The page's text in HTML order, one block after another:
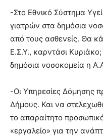
-Στο Εθνικό Σύστημα
γιατρών στα δημόσια
από τους ασθενείς. Θα
Ε.Σ.Υ., καρντάσι
δημόσια νοσοκομεία η
-Οι Υπηρεσίες Δόμησης
Δήμους. Και να
το απαραίτητο
«εργαλείο» για την